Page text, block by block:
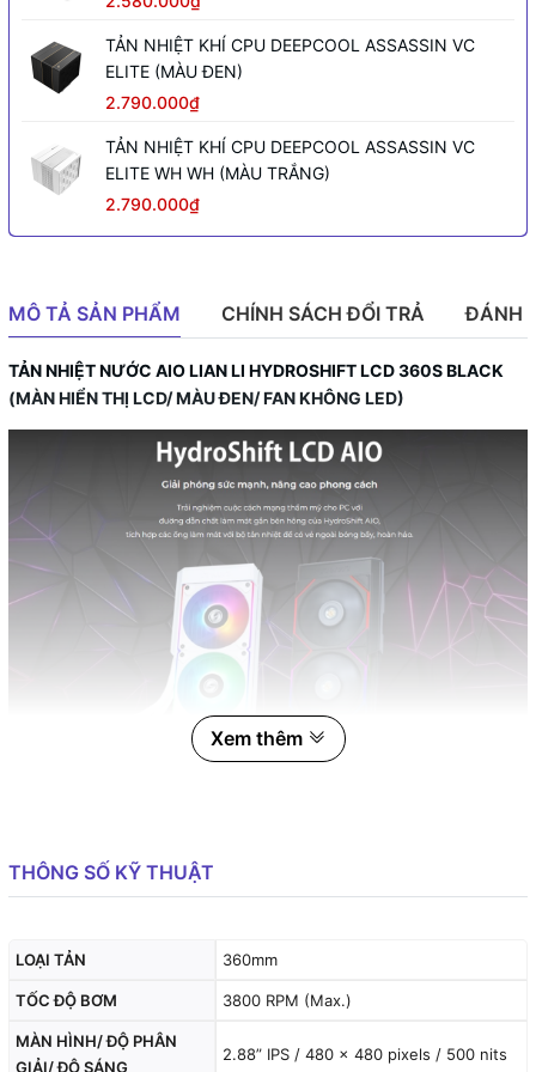
TẢN NHIỆT KHÍ CPU DEEPCOOL ASSASSIN VC
ELITE (MÀU ĐEN)
2.790.000₫
TẢN NHIỆT KHÍ CPU DEEPCOOL ASSASSIN VC
ELITE WH WH (MÀU TRẮNG)
2.790.000₫
MÔ TẢ SẢN PHẨM CHÍNH SÁCH ĐỔI TRẢ ĐÁNH
TẢN NHIỆT NƯỚC AIO LIAN LI HYDROSHIFT LCD 360S BLACK
(MÀN HIỂN THỊ LCD/ MÀU ĐEN/ FAN KHÔNG LED)
Xem thêm
THÔNG SỐ KỸ THUẬT
LOẠI TẢN 360mm
TỐC ĐỘ BƠM 3800 RPM (Max.)
MÀN HÌNH/ ĐỘ PHÂN
GIẢI/ ĐỘ SÁNG
2.88” IPS / 480 × 480 pixels / 500 nits